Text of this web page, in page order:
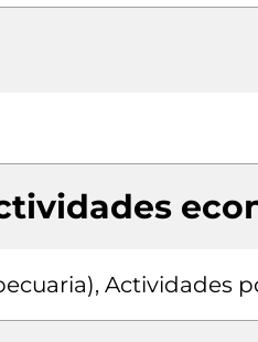
Actividades